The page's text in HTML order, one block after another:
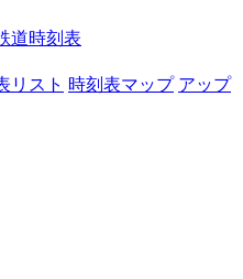
道時刻表
リスト 時刻表マップ アップ